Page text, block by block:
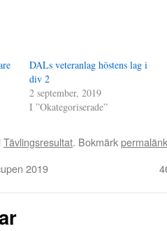
DALs veteranlag höstens lag i
div 2
2 september, 2019
I ”Okategoriserade”
Tävlingsresultat. Bokmärk
2019